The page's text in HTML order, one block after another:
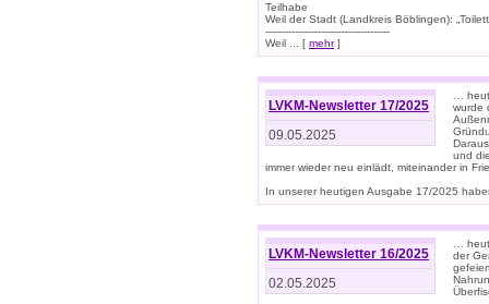
Teilhabe
Weil der Stadt (Landkreis Böblingen):
--------------------------------------
Weil ... [ mehr]
LVKM-Newsletter 17/2025
09.05.2025
…
wurde
und
immer wieder neu einlädt, miteinander in
In unserer heutigen Ausgabe 17/2025
LVKM-Newsletter 16/2025
02.05.2025
…
der